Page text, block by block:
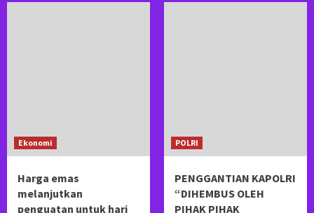
Ekonomi
Harga emas
melanjutkan
penguatan untuk hari
POLRI
PENGGANTIAN KAPOLRI
“DIHEMBUS OLEH
PIHAK PIHAK